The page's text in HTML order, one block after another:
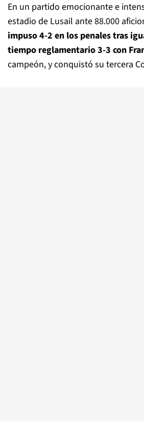
En un partido emocionante e
estadio de Lusail ante 88.000
impuso 4-2 en los penales tras
tiempo reglamentario 3-3 con
campeón, y conquistó su tercera